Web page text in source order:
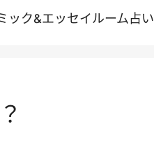
ック&エッセイルーム占い